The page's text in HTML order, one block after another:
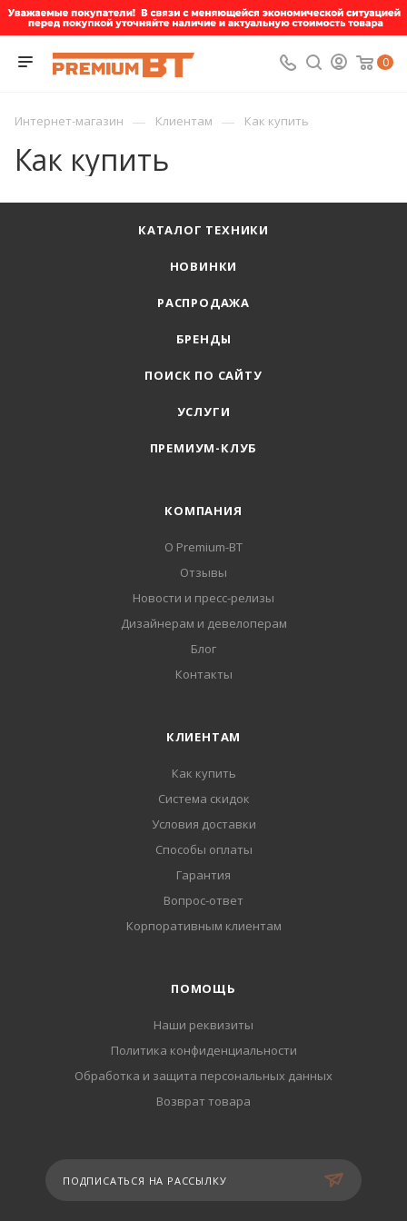
0
Интернет-магазин — Клиентам — Как купить
Как купить
КАТАЛОГ ТЕХНИКИ
НОВИНКИ
РАСПРОДАЖА
БРЕНДЫ
ПОИСК ПО САЙТУ
УСЛУГИ
ПРЕМИУМ-КЛУБ
КОМПАНИЯ
О Premium-BT
Отзывы
Новости и пресс-релизы
Дизайнерам и девелоперам
Блог
Контакты
КЛИЕНТАМ
Как купить
Система скидок
Условия доставки
Способы оплаты
Гарантия
Вопрос-ответ
Корпоративным клиентам
ПОМОЩЬ
Наши реквизиты
Политика конфиденциальности
Обработка и защита персональных данных
Возврат товара
ПОДПИСАТЬСЯ НА РАССЫЛКУ